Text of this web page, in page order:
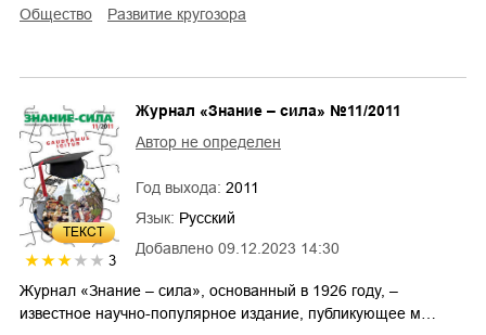
общество
развитие кругозора
ТЕКСТ
3
Добавлено 09.12.2023 14:30
Журнал «Знание – сила» №11/2011
Автор не определен
Год выхода: 2011
Язык: Русский
Журнал «Знание – сила», основанный в 1926 году, –
известное научно-популярное издание, публикующее м…